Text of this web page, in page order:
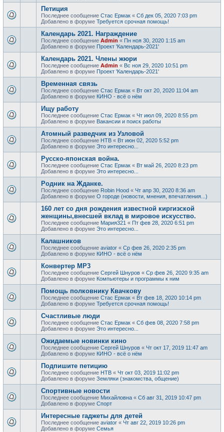
Петиция
Последнее сообщение Стас Ермак « Сб дек 05, 2020 7:03 pm
Добавлено в форуме Требуется срочная помощь!
Календарь 2021. Награждение
Последнее сообщение Admin « Пн ноя 30, 2020 1:15 am
Добавлено в форуме Проект 'Календарь-2021'
Календарь 2021. Члены жюри
Последнее сообщение Admin « Вс ноя 29, 2020 10:51 pm
Добавлено в форуме Проект 'Календарь-2021'
Временная связь
Последнее сообщение Стас Ермак « Вт окт 20, 2020 11:04 am
Добавлено в форуме КИНО - всё о нём
Ищу работу
Последнее сообщение Стас Ермак « Чт июл 09, 2020 8:55 pm
Добавлено в форуме Вакансии и поиск работы
Атомный разведчик из Узловой
Последнее сообщение НТВ « Вт июн 02, 2020 5:52 pm
Добавлено в форуме Это интересно...
Русско-японская война.
Последнее сообщение Стас Ермак « Вт май 26, 2020 8:23 pm
Добавлено в форуме Это интересно...
Родник на Жданке.
Последнее сообщение Robin Hood « Чт апр 30, 2020 8:36 am
Добавлено в форуме О городе (новости, мнения, впечатления...)
160 лет со дня рождения известной киргизской
женщины,внесшей вклад в мировое искусство.
Последнее сообщение Мария321 « Пт фев 28, 2020 6:51 pm
Добавлено в форуме Это интересно...
Калашников
Последнее сообщение aviator « Ср фев 26, 2020 2:35 pm
Добавлено в форуме КИНО - всё о нём
Конвертер MP3
Последнее сообщение Сергей Шнуров « Ср фев 26, 2020 9:35 am
Добавлено в форуме Компьютеры и программы к ним
Помощь полковнику Квачкову
Последнее сообщение Стас Ермак « Вт фев 18, 2020 10:14 pm
Добавлено в форуме Требуется срочная помощь!
Счастливые люди
Последнее сообщение Стас Ермак « Сб фев 08, 2020 7:58 pm
Добавлено в форуме Это интересно...
Ожидаемые новинки кино
Последнее сообщение Сергей Шнуров « Чт окт 17, 2019 11:47 am
Добавлено в форуме КИНО - всё о нём
Подпишите петицию
Последнее сообщение НТВ « Чт окт 03, 2019 11:02 pm
Добавлено в форуме Земляки (знакомства, общение)
Спортивные новости
Последнее сообщение Михайловна « Сб авг 31, 2019 10:47 pm
Добавлено в форуме Спорт
Интересные гаджеты для детей
Последнее сообщение aviator « Чт авг 22, 2019 10:26 pm
Добавлено в форуме Семья